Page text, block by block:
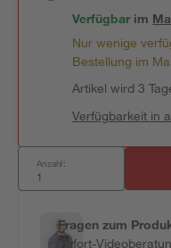
Verfügbar im
Nur wenige
Bestellung im
Artikel wird 3
Verfügbarkeit in
Anzahl:
Fragen zum
Sofort-